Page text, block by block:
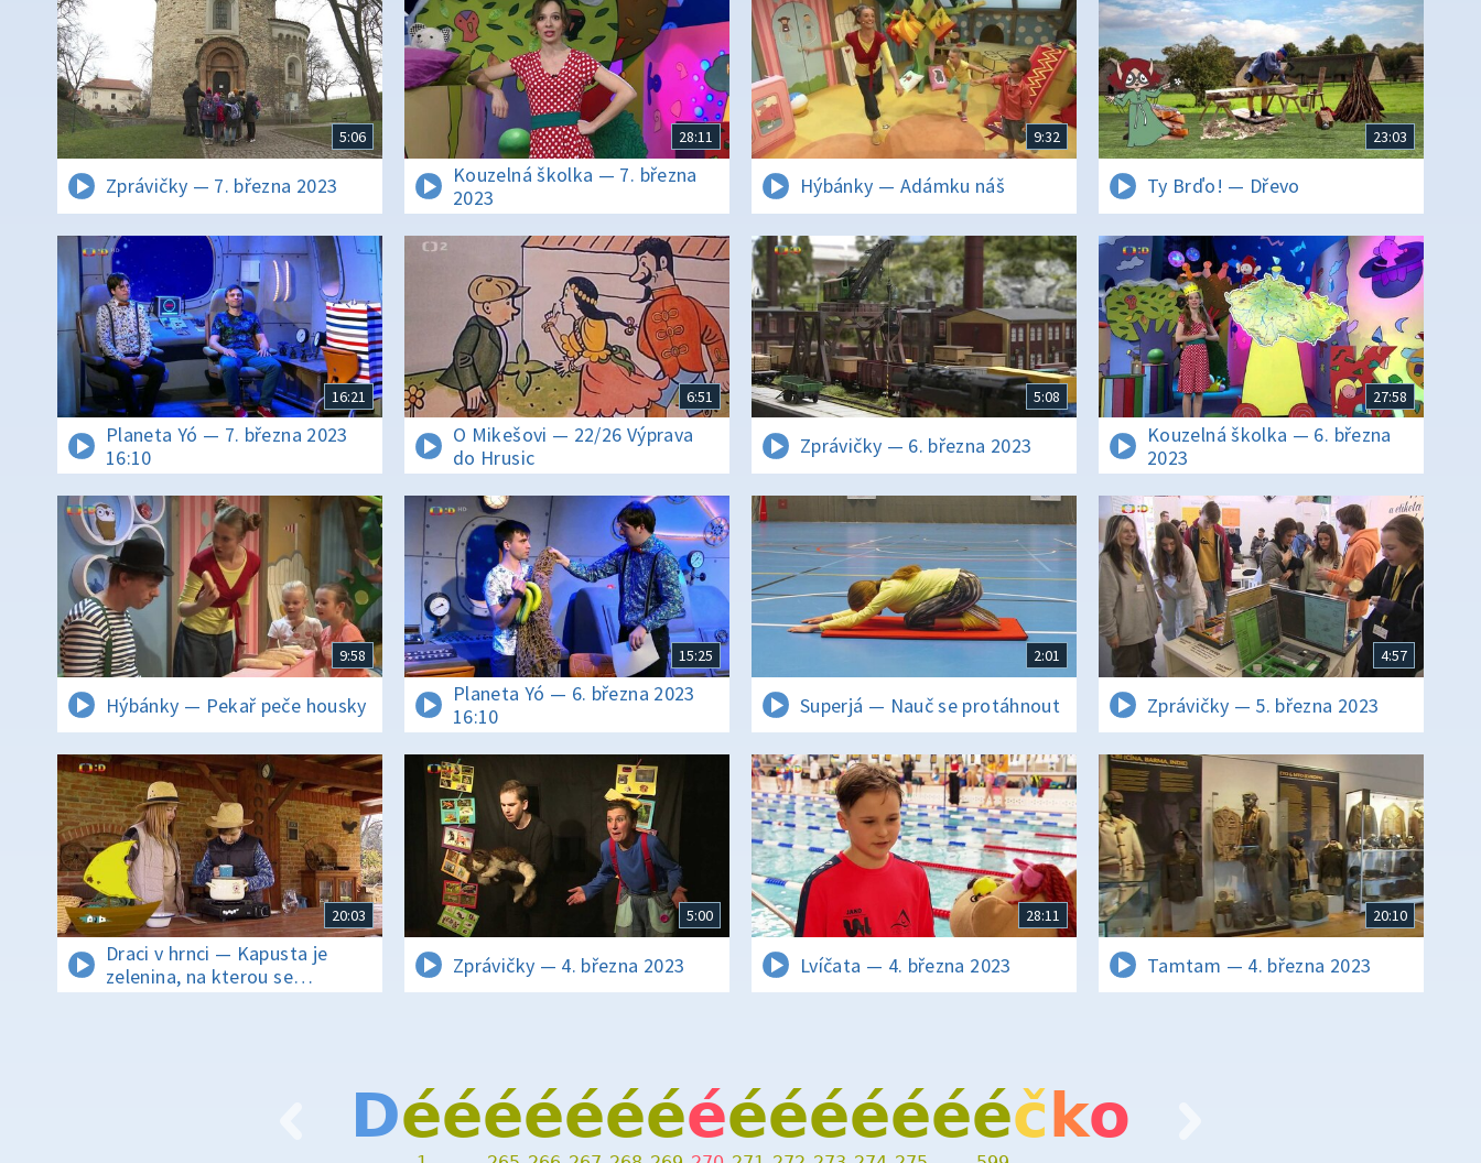
5:06
Zprávičky — 7. března 2023
28:11
Kouzelná školka — 7. března
2023
9:32
Hýbánky — Adámku náš
23:03
Ty Brďo! — Dřevo
16:21
Planeta Yó — 7. března 2023
16:10
6:51
O Mikešovi — 22/26 Výprava
do Hrusic
5:08
Zprávičky — 6. března 2023
27:58
Kouzelná školka — 6. března
2023
9:58
Hýbánky — Pekař peče housky
15:25
Planeta Yó — 6. března 2023
16:10
2:01
Superjá — Nauč se protáhnout
4:57
Zprávičky — 5. března 2023
20:03
Draci v hrnci — Kapusta je
zelenina, na kterou se
zapomíná
5:00
Zprávičky — 4. března 2023
28:11
Lvíčata — 4. března 2023
20:10
Tamtam — 4. března 2023
Déééééééééééééééč ko